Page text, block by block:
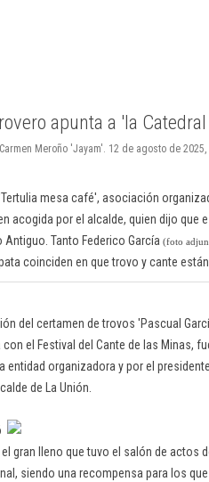
apunta a 'la
Meroño 'Jayam'. 12 de agosto de
mesa café', asociación
acogida por el alcalde, quien dijo que
Tanto Federico García (foto
coinciden en que trovo y cante
del certamen de trovos 'Pascual
el Festival del Cante de las Minas,
organizadora y por el
de La Unión.
gran lleno que tuvo el salón de actos
siendo una recompensa para los